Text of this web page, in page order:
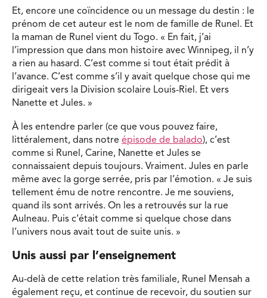
Et, encore une coïncidence ou un message du destin : le
prénom de cet auteur est le nom de famille de Runel. Et
la maman de Runel vient du Togo. « En fait, j’ai
l’impression que dans mon histoire avec Winnipeg, il n’y
a rien au hasard. C’est comme si tout était prédit à
l’avance. C’est comme s’il y avait quelque chose qui me
dirigeait vers la Division scolaire Louis-Riel. Et vers
Nanette et Jules. »
À les entendre parler (ce que vous pouvez faire,
littéralement, dans notre épisode de balado), c’est
comme si Runel, Carine, Nanette et Jules se
connaissaient depuis toujours. Vraiment. Jules en parle
même avec la gorge serrée, pris par l’émotion. « Je suis
tellement ému de notre rencontre. Je me souviens,
quand ils sont arrivés. On les a retrouvés sur la rue
Aulneau. Puis c’était comme si quelque chose dans
l’univers nous avait tout de suite unis. »
Unis aussi par l’enseignement
Au-delà de cette relation très familiale, Runel Mensah a
également reçu, et continue de recevoir, du soutien sur